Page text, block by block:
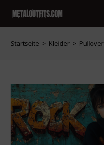
Startseite > Kleider > Pullover